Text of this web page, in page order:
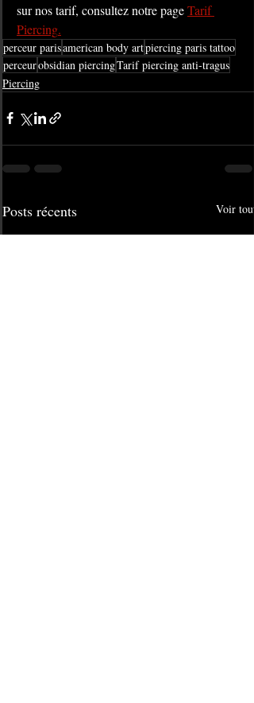
sur nos tarif, consultez notre page Tarif
Piercing.
perceur parisamerican body artpiercing paris tattoo
perceurobsidian piercingTarif piercing anti-tragus
Piercing
Posts récents Voir tout